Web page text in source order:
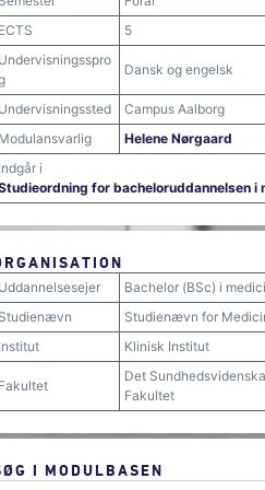
5
Dansk og engelsk
Campus Aalborg
Helene Nørgaard
i
for bacheloruddannelsen i
Bachelor (BSc) i
Studienævn for
Klinisk Institut
Det
Fakultet
I MODULBASEN